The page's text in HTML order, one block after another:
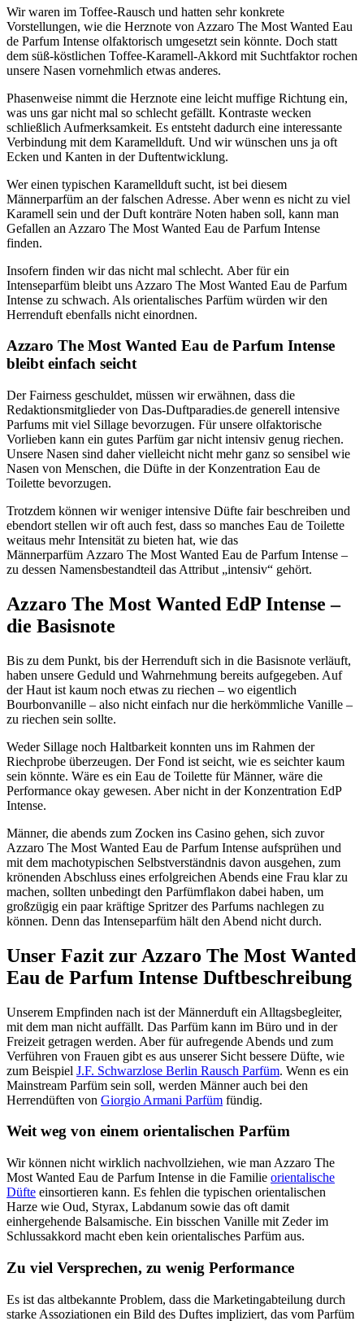
Wir waren im Toffee-Rausch und hatten sehr konkrete
Vorstellungen, wie die Herznote von Azzaro The Most Wanted Eau
de Parfum Intense olfaktorisch umgesetzt sein könnte. Doch statt
dem süß-köstlichen Toffee-Karamell-Akkord mit Suchtfaktor rochen
unsere Nasen vornehmlich etwas anderes.
Phasenweise nimmt die Herznote eine leicht muffige Richtung ein,
was uns gar nicht mal so schlecht gefällt. Kontraste wecken
schließlich Aufmerksamkeit. Es entsteht dadurch eine interessante
Verbindung mit dem Karamellduft. Und wir wünschen uns ja oft
Ecken und Kanten in der Duftentwicklung.
Wer einen typischen Karamellduft sucht, ist bei diesem
Männerparfüm an der falschen Adresse. Aber wenn es nicht zu viel
Karamell sein und der Duft konträre Noten haben soll, kann man
Gefallen an Azzaro The Most Wanted Eau de Parfum Intense
finden.
Insofern finden wir das nicht mal schlecht. Aber für ein
Intenseparfüm bleibt uns Azzaro The Most Wanted Eau de Parfum
Intense zu schwach. Als orientalisches Parfüm würden wir den
Herrenduft ebenfalls nicht einordnen.
Azzaro The Most Wanted Eau de Parfum Intense
bleibt einfach seicht
Der Fairness geschuldet, müssen wir erwähnen, dass die
Redaktionsmitglieder von Das-Duftparadies.de generell intensive
Parfums mit viel Sillage bevorzugen. Für unsere olfaktorische
Vorlieben kann ein gutes Parfüm gar nicht intensiv genug riechen.
Unsere Nasen sind daher vielleicht nicht mehr ganz so sensibel wie
Nasen von Menschen, die Düfte in der Konzentration Eau de
Toilette bevorzugen.
Trotzdem können wir weniger intensive Düfte fair beschreiben und
ebendort stellen wir oft auch fest, dass so manches Eau de Toilette
weitaus mehr Intensität zu bieten hat, wie das
Männerparfüm Azzaro The Most Wanted Eau de Parfum Intense –
zu dessen Namensbestandteil das Attribut „intensiv“ gehört.
Azzaro The Most Wanted EdP Intense –
die Basisnote
Bis zu dem Punkt, bis der Herrenduft sich in die Basisnote verläuft,
haben unsere Geduld und Wahrnehmung bereits aufgegeben. Auf
der Haut ist kaum noch etwas zu riechen – wo eigentlich
Bourbonvanille – also nicht einfach nur die herkömmliche Vanille –
zu riechen sein sollte.
Weder Sillage noch Haltbarkeit konnten uns im Rahmen der
Riechprobe überzeugen. Der Fond ist seicht, wie es seichter kaum
sein könnte. Wäre es ein Eau de Toilette für Männer, wäre die
Performance okay gewesen. Aber nicht in der Konzentration EdP
Intense.
Männer, die abends zum Zocken ins Casino gehen, sich zuvor
Azzaro The Most Wanted Eau de Parfum Intense aufsprühen und
mit dem machotypischen Selbstverständnis davon ausgehen, zum
krönenden Abschluss eines erfolgreichen Abends eine Frau klar zu
machen, sollten unbedingt den Parfümflakon dabei haben, um
großzügig ein paar kräftige Spritzer des Parfums nachlegen zu
können. Denn das Intenseparfüm hält den Abend nicht durch.
Unser Fazit zur Azzaro The Most Wanted
Eau de Parfum Intense Duftbeschreibung
Unserem Empfinden nach ist der Männerduft ein Alltagsbegleiter,
mit dem man nicht auffällt. Das Parfüm kann im Büro und in der
Freizeit getragen werden. Aber für aufregende Abends und zum
Verführen von Frauen gibt es aus unserer Sicht bessere Düfte, wie
zum Beispiel J.F. Schwarzlose Berlin Rausch Parfüm. Wenn es ein
Mainstream Parfüm sein soll, werden Männer auch bei den
Herrendüften von Giorgio Armani Parfüm fündig.
Weit weg von einem orientalischen Parfüm
Wir können nicht wirklich nachvollziehen, wie man Azzaro The
Most Wanted Eau de Parfum Intense in die Familie orientalische
Düfte einsortieren kann. Es fehlen die typischen orientalischen
Harze wie Oud, Styrax, Labdanum sowie das oft damit
einhergehende Balsamische. Ein bisschen Vanille mit Zeder im
Schlussakkord macht eben kein orientalisches Parfüm aus.
Zu viel Versprechen, zu wenig Performance
Es ist das altbekannte Problem, dass die Marketingabteilung durch
starke Assoziationen ein Bild des Duftes impliziert, das vom Parfüm